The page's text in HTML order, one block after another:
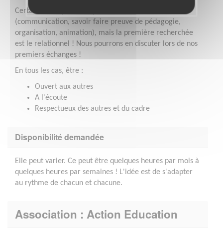
Certaines compétences peuvent bien sûr être utiles
(communication, savoir faire preuve de pédagogie,
organisation, animation), mais la première recherchée
est le relationnel ! Nous pourrons en discuter lors de nos
premiers échanges !
En tous les cas, être :
Ouvert aux autres
A l'écoute
Respectueux des autres et du cadre
Disponibilité demandée
Elle peut varier. Ce peut être quelques heures par mois à
quelques heures par semaines ! L'idée est de s'adapter
au rythme de chacun et chacune.
Association : Action Education